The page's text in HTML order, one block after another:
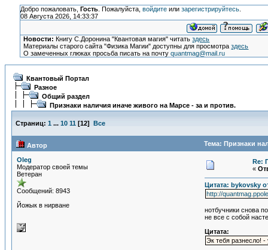
Добро пожаловать, Гость. Пожалуйста, войдитеили зарегистрируйтесь.
08 Августа 2026, 14:33:37
Новости: Книгу С.Доронина "Квантовая магия" читатьздесь
Материалы старого сайта "Физика Магии" доступны для просмотраздесь
О замеченных глюках просьба писать на почтуquantmag@mail.ru
Квантовый Портал
Разное
Общий раздел
Признаки наличия иначе живого на Марсе - за и против.
Страниц: 1 ... 10 11 [12] Все
Автор Тема: Признаки
Oleg
Модератор своей темы
Ветеран
Сообщений: 8943
Йожык в нирване
Re:
«
Цитата: bykovsky
http://
нотбучники снова
не все с собой
Цитата:
Эк тебя разнесло!